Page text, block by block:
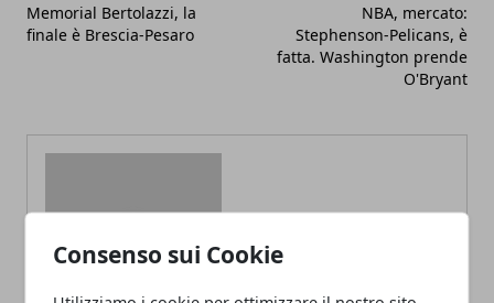
Consenso sui Cookie
Memorial Bertolazzi, la
finale è Brescia-Pesaro
NBA, mercato:
Stephenson-Pelicans, è
fatta. Washington prende
O'Bryant
Redazione